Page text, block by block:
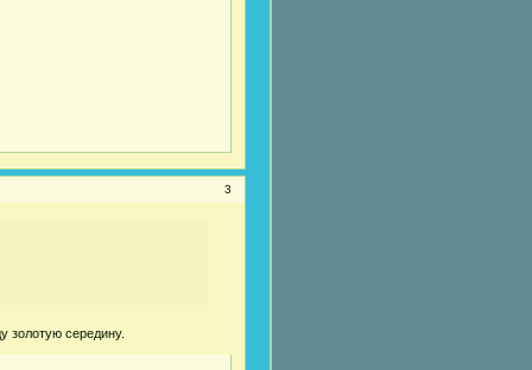
3
золотую середину.